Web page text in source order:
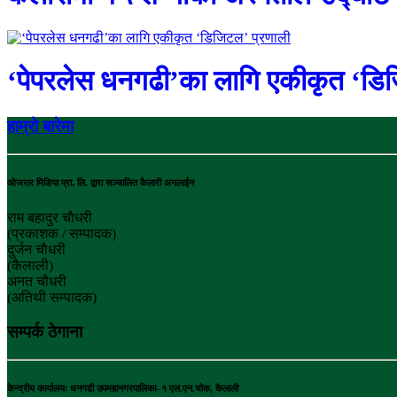
‘पेपरलेस धनगढी’का लागि एकीकृत
हाम्रो बारेमा
ओजरार मिडिया प्रा. लि. द्वारा सञ्चालित कैलारी अनलाईन
राम बहादुर चाैधरी
(प्रकाशक / सम्पादक)
दुर्जन चाैधरी
(कैलाली)
अनत चौधरी
(अतिथी सम्पादक)
सम्पर्क ठेगाना
केन्द्रीय कार्यालयः धनगढी उपमहानगरपालिका–१ एल.एन.चोक, कैलाली